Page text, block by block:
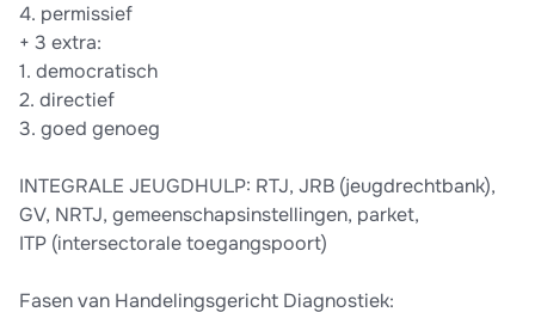
4.⁠ ⁠permissief
+ 3 extra:
1.⁠ ⁠democratisch
2.⁠ ⁠directief
3.⁠ ⁠goed genoeg
INTEGRALE JEUGDHULP: RTJ, JRB (jeugdrechtbank),
GV, NRTJ, gemeenschapsinstellingen, parket,
ITP (intersectorale toegangspoort)
Fasen van Handelingsgericht Diagnostiek: